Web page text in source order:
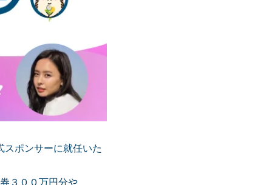
ポンサーに就任いた
３００万円分や